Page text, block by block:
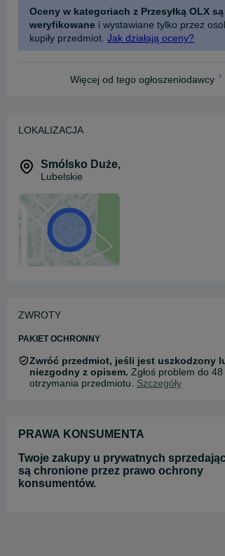
Oceny w kategoriach z Przesyłką OLX są
weryfikowane i wystawiane tylko przez
kupiły przedmiot. Jak działają oceny?
Więcej od tego ogłoszeniodawcy
LOKALIZACJA
Smólsko Duże,
Lubelskie
ZWROTY
PAKIET OCHRONNY
Zwróć przedmiot, jeśli jest uszkodzony
niezgodny z opisem. Zgłoś problem do
otrzymania przedmiotu. Szczegóły
PRAWA KONSUMENTA
Twoje zakupy u prywatnych
są chronione przez prawo ochrony
konsumentów.